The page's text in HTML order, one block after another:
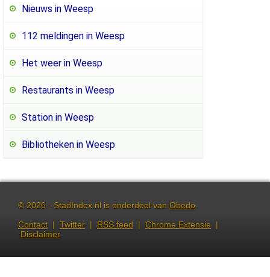
Nieuws in Weesp
112 meldingen in Weesp
Het weer in Weesp
Restaurants in Weesp
Station in Weesp
Bibliotheken in Weesp
© 2026 - StadIndex.nl is onderdeel van Obedo
Contact | Twitter | RSS feed | Chrome Extensie |
Disclaimer